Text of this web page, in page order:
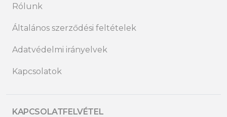
Rólunk
Általános szerződési feltételek
Adatvédelmi irányelvek
Kapcsolatok
KAPCSOLATFELVÉTEL